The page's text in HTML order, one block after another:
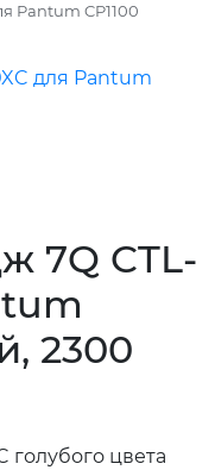
Pantum CP1100
7Q CTL-
2300
голубого цвета